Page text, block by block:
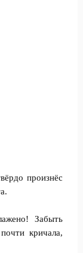
произнёс
Забыть
кричала,